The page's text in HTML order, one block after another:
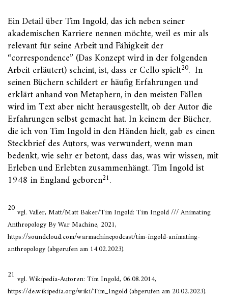
Ein Detail über Tim Ingold, das ich neben seiner
akademischen Karriere nennen möchte, weil es mir als
relevant für seine Arbeit und Fähigkeit der
“correspondence” (Das Konzept wird in der folgenden
Arbeit erläutert) scheint, ist, dass er Cello spielt20. In
seinen Büchern schildert er häufig Erfahrungen und
erklärt anhand von Metaphern, in den meisten Fällen
wird im Text aber nicht herausgestellt, ob der Autor die
Erfahrungen selbst gemacht hat. In keinem der Bücher,
die ich von Tim Ingold in den Händen hielt, gab es einen
Steckbrief des Autors, was verwundert, wenn man
bedenkt, wie sehr er betont, dass das, was wir wissen, mit
Erleben und Erlebten zusammenhängt. Tim Ingold ist
1948 in England geboren21.
20 vgl. Valler, Matt/Matt Baker/Tim Ingold: Tim Ingold /// Animating
Anthropology By War Machine, 2021,
https://soundcloud.com/warmachinepodcast/tim-ingold-animating-
anthropology (abgerufen am 14.02.2023).
21 vgl. Wikipedia-Autoren: Tim Ingold, 06.08.2014,
https://de.wikipedia.org/wiki/Tim_Ingold (abgerufen am 20.02.2023).